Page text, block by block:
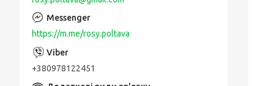
https://m.me/rosy.poltava
+380978122451